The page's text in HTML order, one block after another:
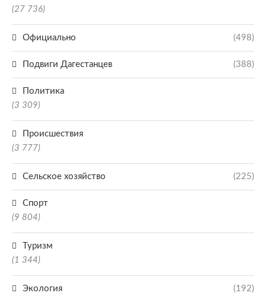
(27 736)
Официально (498)
Подвиги Дагестанцев (388)
Политика
(3 309)
Происшествия
(3 777)
Сельское хозяйство (225)
Спорт
(9 804)
Туризм
(1 344)
Экология (192)